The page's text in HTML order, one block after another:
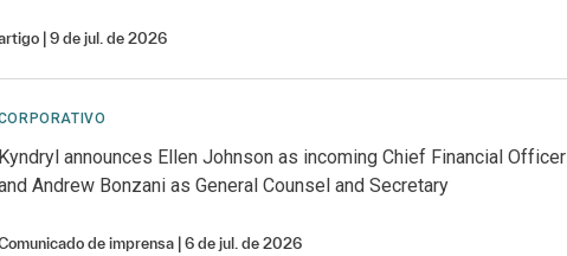
9 de jul. de 2026
Kyndryl announces Ellen Johnson as incoming Chief Financial Officer
Andrew Bonzani as General Counsel and Secretary
de imprensa 6 de jul. de 2026